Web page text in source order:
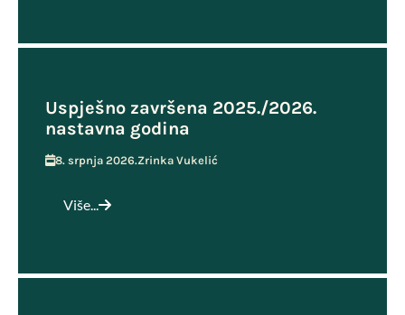
Uspješno završena 2025./2026.
nastavna godina
8. srpnja 2026.Zrinka Vukelić
Više...